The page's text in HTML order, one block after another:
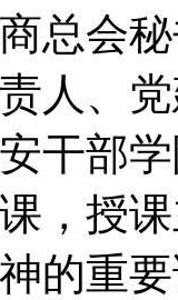
总会
人、
干部
，授
的重